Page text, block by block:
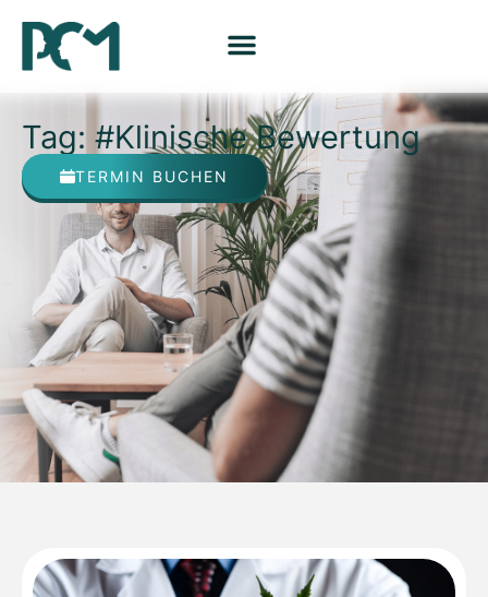
Tag: #Klinische Bewertung
TERMIN BUCHEN